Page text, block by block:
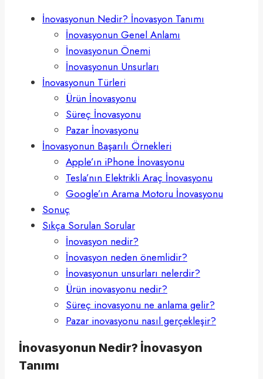
İnovasyonun Nedir? İnovasyon Tanımı
İnovasyonun Genel Anlamı
İnovasyonun Önemi
İnovasyonun Unsurları
İnovasyonun Türleri
Ürün İnovasyonu
Süreç İnovasyonu
Pazar İnovasyonu
İnovasyonun Başarılı Örnekleri
Apple’ın iPhone İnovasyonu
Tesla’nın Elektrikli Araç İnovasyonu
Google’ın Arama Motoru İnovasyonu
Sonuç
Sıkça Sorulan Sorular
İnovasyon nedir?
İnovasyon neden önemlidir?
İnovasyonun unsurları nelerdir?
Ürün inovasyonu nedir?
Süreç inovasyonu ne anlama gelir?
Pazar inovasyonu nasıl gerçekleşir?
İnovasyonun Nedir? İnovasyon
Tanımı